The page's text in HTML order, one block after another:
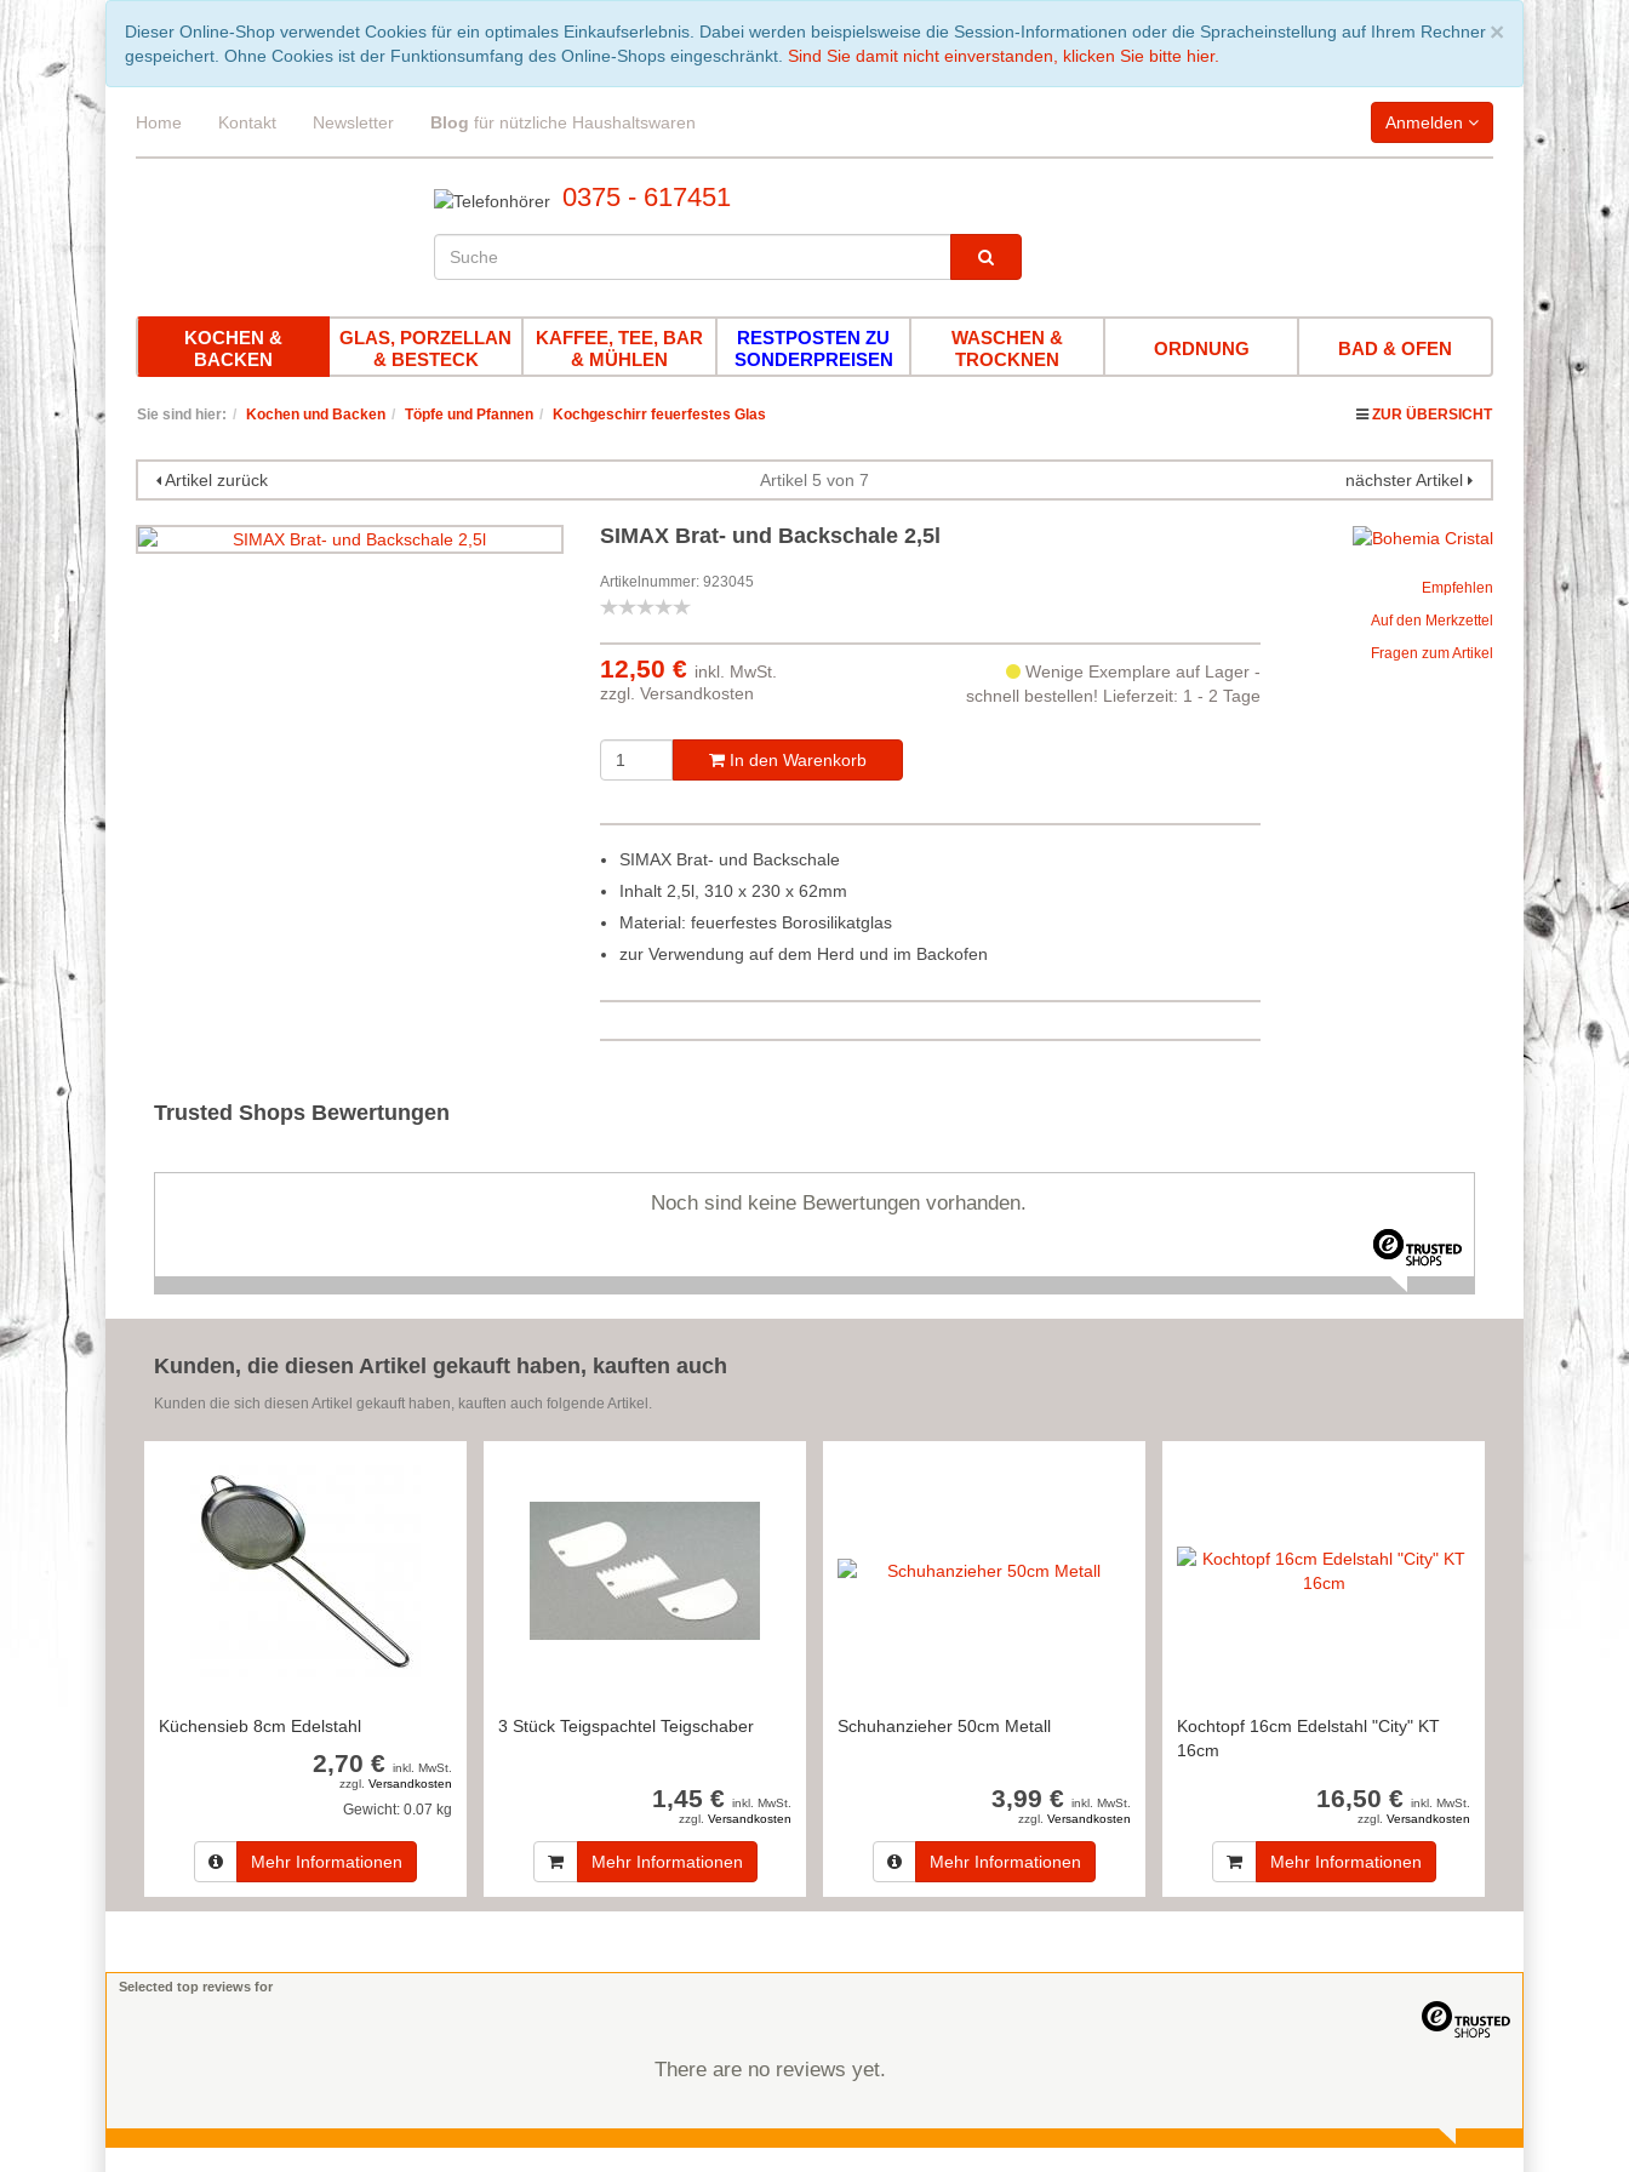
× Schließen
Dieser Online-Shop verwendet Cookies für ein optimales Einkaufserlebnis. Dabei werden beispielsweise die Session-Informationen oder die Spracheinstellung auf Ihrem Rechner
gespeichert. Ohne Cookies ist der Funktionsumfang des Online-Shops eingeschränkt. Sind Sie damit nicht einverstanden, klicken Sie bitte hier.
Home Kontakt Newsletter Blog für nützliche Haushaltswaren Anmelden
0375 - 617451
KOCHEN &
BACKEN
GLAS, PORZELLAN
& BESTECK
KAFFEE, TEE, BAR
& MÜHLEN
RESTPOSTEN ZU
SONDERPREISEN
WASCHEN &
TROCKNEN
ORDNUNG BAD & OFEN
Sie sind hier: Kochen und Backen Töpfe und Pfannen Kochgeschirr feuerfestes Glas ZUR ÜBERSICHT
Artikel zurück Artikel 5 von 7 nächster Artikel
SIMAX Brat- und Backschale 2,5l
Artikelnummer: 923045
12,50 € inkl. MwSt.
zzgl.Versandkosten
Wenige Exemplare auf Lager -
schnell bestellen! Lieferzeit: 1 - 2 Tage
In den Warenkorb
SIMAX Brat- und Backschale
Inhalt 2,5l, 310 x 230 x 62mm
Material: feuerfestes Borosilikatglas
zur Verwendung auf dem Herd und im Backofen
Empfehlen
Auf den Merkzettel
Fragen zum Artikel
Trusted Shops Bewertungen
Noch sind keine Bewertungen vorhanden.
Kunden, die diesen Artikel gekauft haben, kauften auch
Kunden die sich diesen Artikel gekauft haben, kauften auch folgende Artikel.
Küchensieb 8cm Edelstahl
2,70 € inkl. MwSt.
zzgl. Versandkosten
Gewicht: 0.07 kg
Mehr Informationen
3 Stück Teigspachtel Teigschaber
1,45 € inkl. MwSt.
zzgl. Versandkosten
Mehr Informationen
Schuhanzieher 50cm Metall
3,99 € inkl. MwSt.
zzgl. Versandkosten
Mehr Informationen
Kochtopf 16cm Edelstahl "City" KT
16cm
16,50 € inkl. MwSt.
zzgl. Versandkosten
Mehr Informationen
Selected top reviews for
There are no reviews yet.